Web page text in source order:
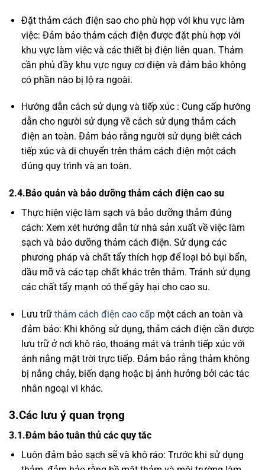
Đặt thảm cách điện sao cho phù hợp với khu vực làm
việc: Đảm bảo thảm cách điện được đặt phù hợp với
khu vực làm việc và các thiết bị điện liên quan. Thảm
cần phủ đầy khu vực nguy cơ điện và đảm bảo không
có phần nào bị lộ ra ngoài.
Hướng dẫn cách sử dụng và tiếp xúc : Cung cấp hướng
dẫn cho người sử dụng về cách sử dụng thảm cách
điện an toàn. Đảm bảo rằng người sử dụng biết cách
tiếp xúc và di chuyển trên thảm cách điện một cách
đúng quy trình và an toàn.
2.4.Bảo quản và bảo dưỡng thảm cách điện cao su
Thực hiện việc làm sạch và bảo dưỡng thảm đúng
cách: Xem xét hướng dẫn từ nhà sản xuất về việc làm
sạch và bảo dưỡng thảm cách điện. Sử dụng các
phương pháp và chất tẩy thích hợp để loại bỏ bụi bẩn,
dầu mỡ và các tạp chất khác trên thảm. Tránh sử dụng
các chất tẩy mạnh có thể gây hại cho cao su.
Lưu trữ thảm cách điện cao cấpmột cách an toàn và
đảm bảo: Khi không sử dụng, thảm cách điện cần được
lưu trữ ở nơi khô ráo, thoáng mát và tránh tiếp xúc với
ánh nắng mặt trời trực tiếp. Đảm bảo rằng thảm không
bị nắng chảy, biến dạng hoặc bị ảnh hưởng bởi các tác
nhân ngoại vi khác.
3.Các lưu ý quan trọng
3.1.Đảm bảo tuân thủ các quy tắc
Luôn đảm bảo sạch sẽ và khô ráo: Trước khi sử dụng